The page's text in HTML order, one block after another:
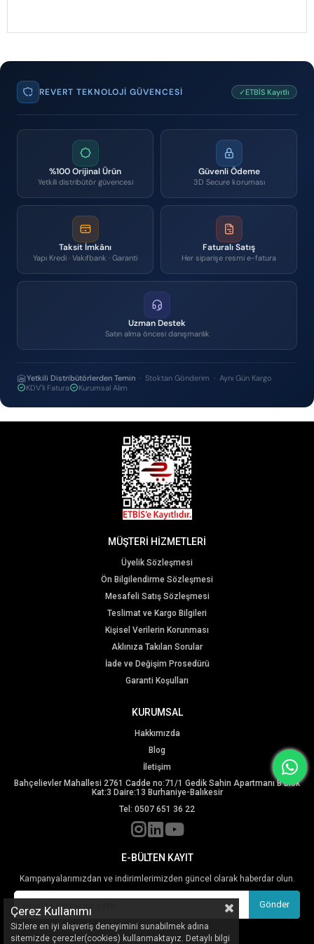
REVERT TEKNOLOJI GÜVENCESI ✓ETBİS Kayıtlı
%100 Orijinal Ürün
Yetkili distribütör güvencesi
Güvenli Ödeme
3D Secure koruması
Taksit İmkânı
Yapı Kredi · Vakıfbank · Garanti
Faturalı Satış
Her siparişe resmi e-fatura
Uzman Destek
Satın alma öncesi danışmanlık
Yetkili Distribütörlerden Temin · Stoktan Gönderim · Aynı Gün Kargo
KDV'li Fatura
Kurumsal Alım
MÜŞTERİ HİZMETLERİ
Üyelik Sözleşmesi
Ön Bilgilendirme Sözleşmesi
Mesafeli Satış Sözleşmesi
Teslimat ve Kargo Bilgileri
Kişisel Verilerin Korunması
Aklınıza Takılan Sorular
İade ve Değişim Prosedürü
Garanti Koşulları
KURUMSAL
Hakkımızda
Blog
İletişim
Bahçelievler Mahallesi 2761 Cadde no:71/1 Gedik Sahin Apartmanı B Blok
Kat:3 Daire:13 Burhaniye-Balıkesir
Tel: 0507 651 36 22
E-BÜLTEN KAYIT
Kampanyalarımızdan ve indirimlerimizden güncel olarak haberdar olun.
Gönder
Çerez Kullanımı
Sizlere en iyi alışveriş deneyimini sunabilmek adına
sitemizde çerezler(cookies) kullanmaktayız. Detaylı bilgi